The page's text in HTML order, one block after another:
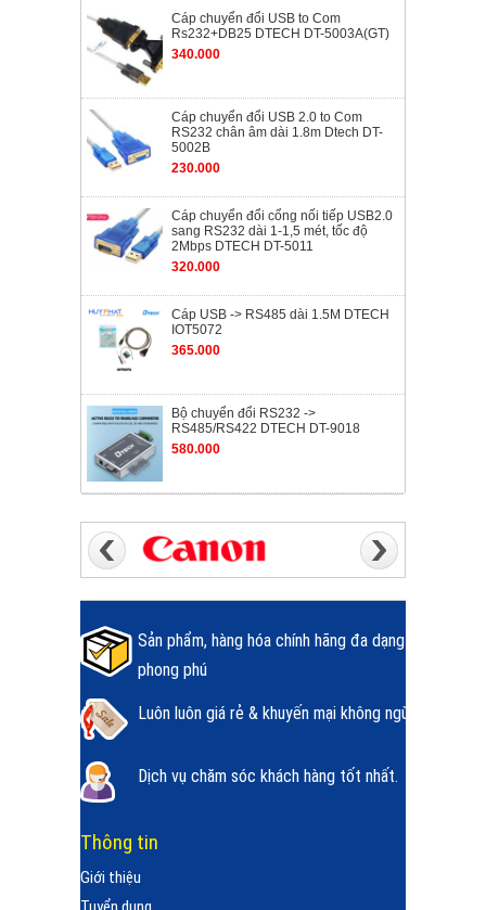
Cáp chuyển đổi USB to Com
Rs232+DB25 DTECH DT-5003A(GT)
340.000
Cáp chuyển đổi USB 2.0 to Com
RS232 chân âm dài 1.8m Dtech DT-
5002B
230.000
Cáp chuyển đổi cổng nối tiếp USB2.0
sang RS232 dài 1-1,5 mét, tốc độ
2Mbps DTECH DT-5011
320.000
Cáp USB -> RS485 dài 1.5M DTECH
IOT5072
365.000
Bộ chuyển đổi RS232 ->
RS485/RS422 DTECH DT-9018
580.000
Sản phẩm, hàng hóa chính hãng đa dạng
phong phú
Luôn luôn giá rẻ & khuyến mại không ngừng.
Dịch vụ chăm sóc khách hàng tốt nhất.
Thông tin
Giới thiệu